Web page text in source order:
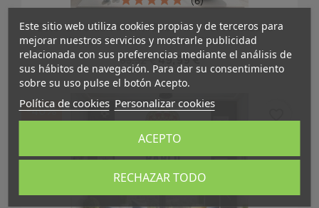
Estor Enrollable Infantil Bebe Niño Personalizado--
Estor Infantil Cuarto Bebe Globo Niño
83,32 €49,99 €
-40%
Este sitio web utiliza cookies propias y de terceros para
mejorar nuestros servicios y mostrarle publicidad
relacionada con sus preferencias mediante el análisis de
sus hábitos de navegación. Para dar su consentimiento
sobre su uso pulse el botón Acepto.
Política de cookies Personalizar cookies
RECHAZAR TODO
ACEPTO